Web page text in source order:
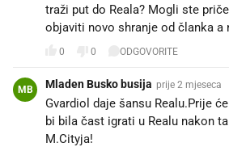
traži put do Reala? Mogli ste
objaviti novo shranje od članka a
0 0 ODGOVORITE
MB Mladen Busko busija prije 2 mjeseca
Gvardiol daje šansu Realu.Prije
bi bila čast igrati u Realu nakon
M.Cityja!